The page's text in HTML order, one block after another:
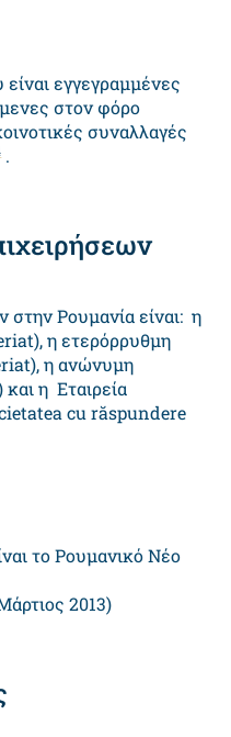
εγγεγραμμένες
στον φόρο
συναλλαγές
.
στην Ρουμανία είναι: η
η ετερόρρυθμη
η ανώνυμη
η Εταιρεία
cu răspundere
το Ρουμανικό Νέο
2013)